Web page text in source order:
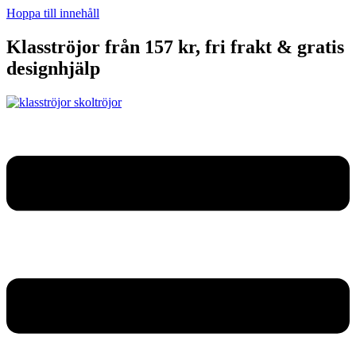
Hoppa till innehåll
Klasströjor från 157 kr, fri frakt & gratis
designhjälp